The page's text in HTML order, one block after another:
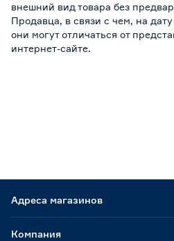
внешний вид товара без
Продавца, в связи с чем, на
они могут отличаться от
интернет-сайте.
Адреса магазинов
Компания